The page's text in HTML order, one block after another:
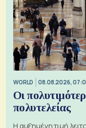
WORLD 08.08.2026,
Οι
πολυτελείας
Η αυξημένη τιμή